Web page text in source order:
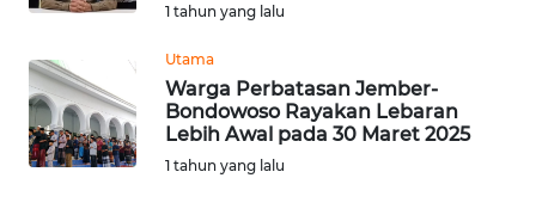
1 tahun yang lalu
Utama
Warga Perbatasan Jember-
Bondowoso Rayakan Lebaran
Lebih Awal pada 30 Maret 2025
1 tahun yang lalu
SIBER
REDAKSI
KARIR